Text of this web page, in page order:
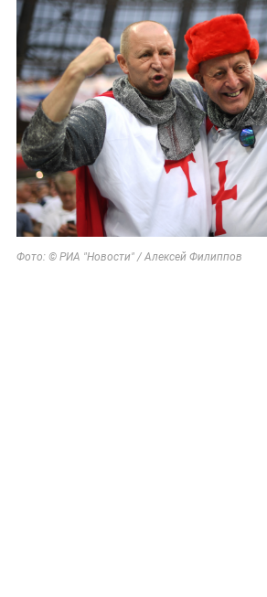
Фото: © РИА "Новости" / Алексей Филиппов